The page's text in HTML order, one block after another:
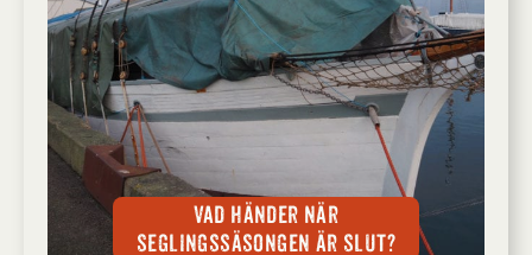
Vad händer när
seglingssäsongen är slut?